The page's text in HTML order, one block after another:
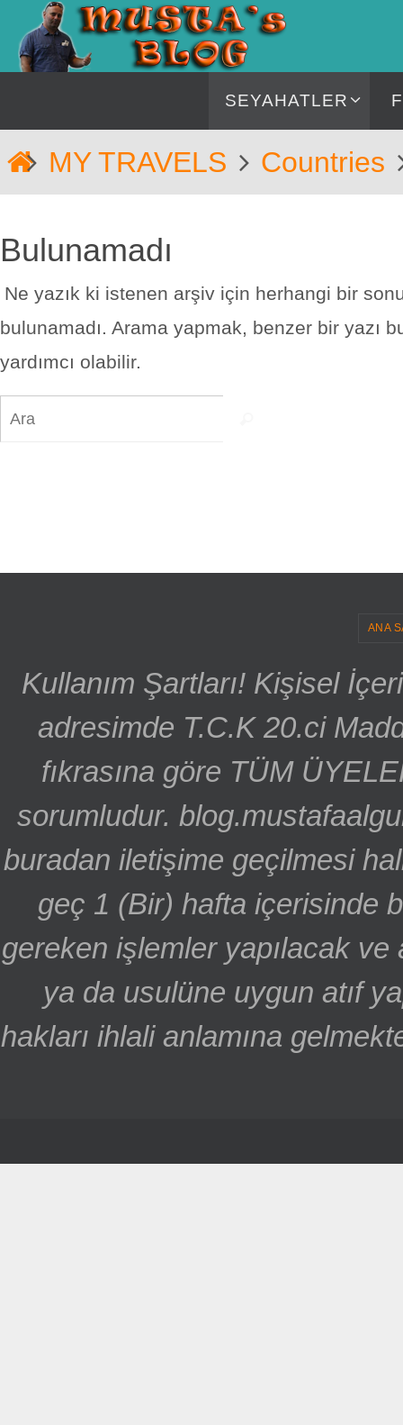
İçeriğe
geç
SEYAHATLER
MY TRAVELS Countries
Bulunamadı
Ne yazık ki istenen arşiv için herhangi bir
bulunamadı. Arama yapmak, benzer bir yazı
yardımcı olabilir.
ANA
Kullanım Şartları! Kişisel
adresimde T.C.K 20.ci
fıkrasına göre TÜM
sorumludur.
buradan iletişime geçilmesi
geç 1 (Bir) hafta içerisinde
gereken işlemler yapılacak ve
ya da usulüne uygun atıf
hakları ihlali anlamına